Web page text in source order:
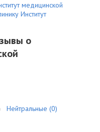
медицинской
Институт
о
Нейтральные (0)